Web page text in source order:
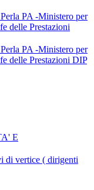
PA -Ministero per
delle Prestazioni
PA -Ministero per
delle Prestazioni DIP
E
di vertice ( dirigenti